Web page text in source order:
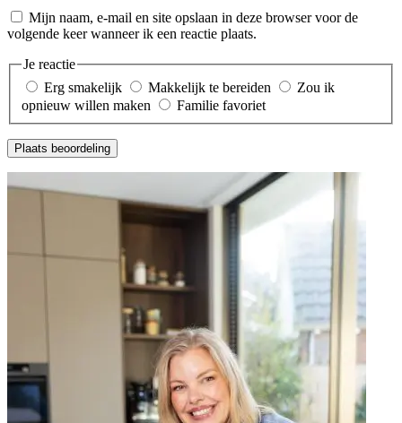
Mijn naam, e-mail en site opslaan in deze browser voor de
volgende keer wanneer ik een reactie plaats.
Je reactie
Erg smakelijk
Makkelijk te bereiden
Zou ik
opnieuw willen maken
Familie favoriet
Plaats beoordeling